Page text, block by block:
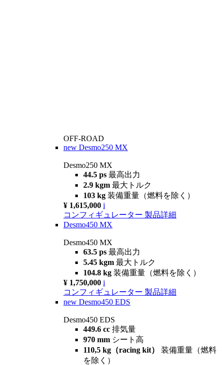
OFF-ROAD
new Desmo250 MX
Desmo250 MX
44.5 ps 最高出力
2.9 kgm 最大トルク
103 kg 装備重量（燃料を除く）
¥ 1,615,000 i
コンフィギュレーター 製品詳細
Desmo450 MX
Desmo450 MX
63.5 ps 最高出力
5.45 kgm 最大トルク
104.8 kg 装備重量（燃料を除く）
¥ 1,750,000 i
コンフィギュレーター 製品詳細
new Desmo450 EDS
Desmo450 EDS
449.6 cc 排気量
970 mm シート高
110,5 kg（racing kit） 装備重量（燃料
を除く）